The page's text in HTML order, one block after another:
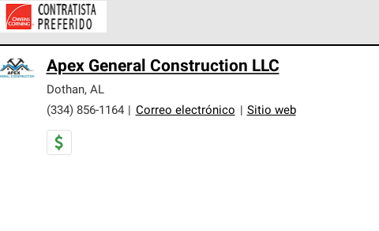
cumplen con altos estándares y requisitos estrictos de
Apex General Construction LLC
Dothan, AL
(334) 856-1164
Correo electrónico Sitio web